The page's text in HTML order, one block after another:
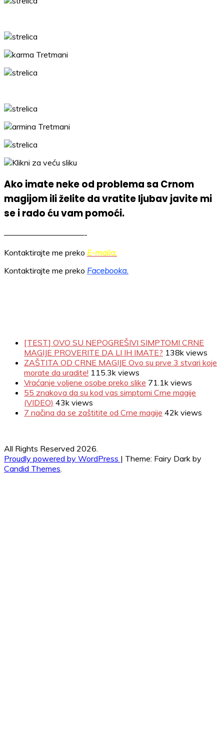
Ako imate neke od problema sa Crnom
magijom ili želite da vratite ljubav javite mi
se i rado ću vam pomoći.
——————————-
Kontaktirajte me preko E-maila.
Kontaktirajte me preko Facebooka.
[TEST] OVO SU NEPOGREŠIVI SIMPTOMI CRNE
MAGIJE PROVERITE DA LI IH IMATE? 138k views
ZAŠTITA OD CRNE MAGIJE Ovo su prve 3 stvari koje
morate da uradite! 115.3k views
Vraćanje voljene osobe preko slike 71.1k views
55 znakova da su kod vas simptomi Crne magije
(VIDEO) 43k views
7 načina da se zaštitite od Crne magije 42k views
All Rights Reserved 2026.
Proudly powered by WordPress | Theme: Fairy Dark by
Candid Themes.